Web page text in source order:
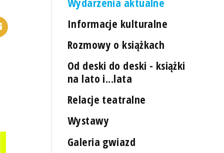
Informacje kulturalne
Rozmowy o książkach
Od deski do deski - książki
na lato i...lata
Relacje teatralne
Wystawy
Galeria gwiazd